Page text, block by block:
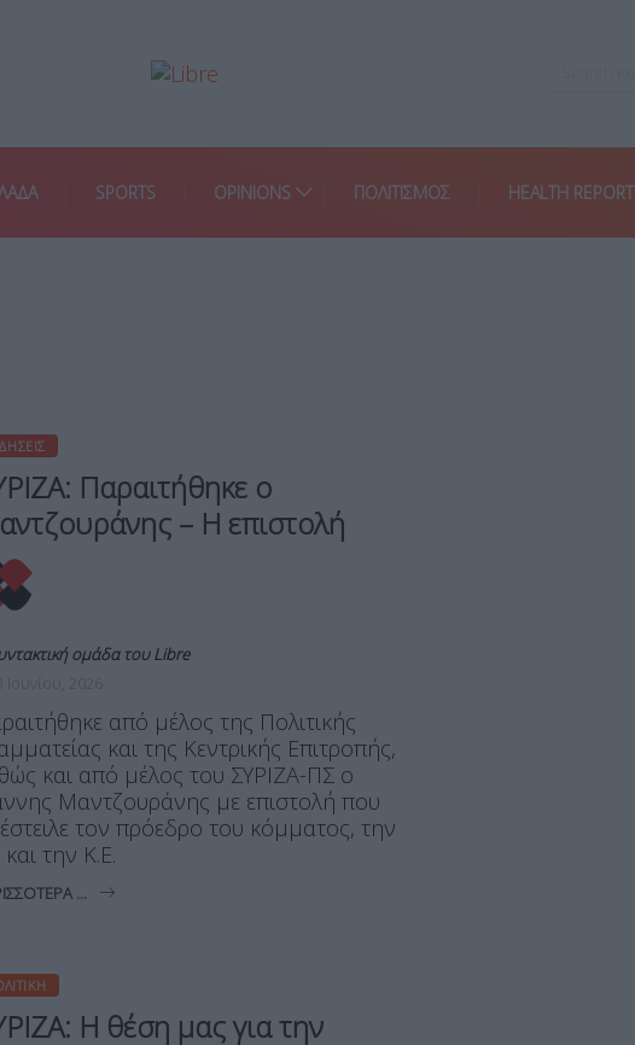
SPORTS OPINIONS ΠΟΛΙΤΙΣΜΟΣ HEALTH REPORT
Παραιτήθηκε ο
– Η επιστολή
ομάδα του Libre
από μέλος της Πολιτικής
και της Κεντρικής Επιτροπής,
και από μέλος του ΣΥΡΙΖΑ-ΠΣ ο
Μαντζουράνης με επιστολή που
τον πρόεδρο του κόμματος, την
την Κ.Ε.
...
Η θέση μας για την